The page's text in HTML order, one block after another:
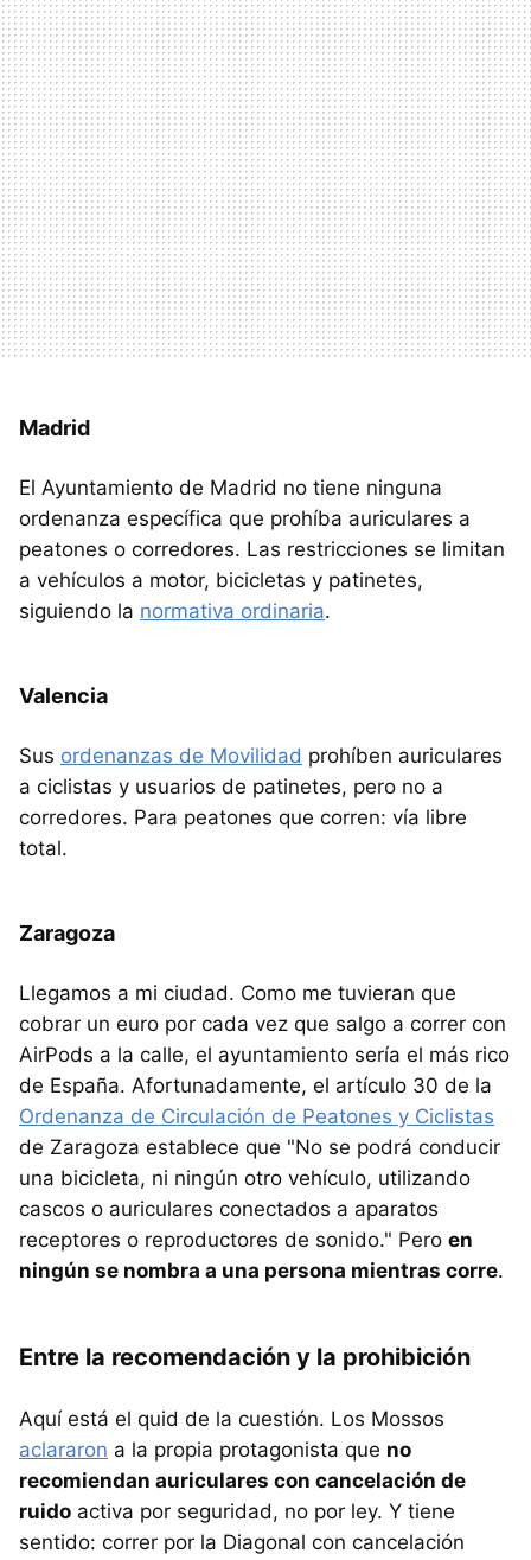
Madrid
El Ayuntamiento de Madrid no tiene ninguna
ordenanza específica que prohíba auriculares a
peatones o corredores. Las restricciones se limitan
a vehículos a motor, bicicletas y patinetes,
siguiendo la normativa ordinaria.
Valencia
Sus ordenanzas de Movilidad prohíben auriculares
a ciclistas y usuarios de patinetes, pero no a
corredores. Para peatones que corren: vía libre
total.
Zaragoza
Llegamos a mi ciudad. Como me tuvieran que
cobrar un euro por cada vez que salgo a correr con
AirPods a la calle, el ayuntamiento sería el más rico
de España. Afortunadamente, el artículo 30 de la
Ordenanza de Circulación de Peatones y Ciclistas
de Zaragoza establece que "No se podrá conducir
una bicicleta, ni ningún otro vehículo, utilizando
cascos o auriculares conectados a aparatos
receptores o reproductores de sonido." Pero en
ningún se nombra a una persona mientras corre.
Entre la recomendación y la prohibición
Aquí está el quid de la cuestión. Los Mossos
aclararon a la propia protagonista que no
recomiendan auriculares con cancelación de
ruido activa por seguridad, no por ley. Y tiene
sentido: correr por la Diagonal con cancelación